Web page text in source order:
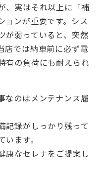
、実はそれ以上に「補
ョンが重要です。シス
が弱っていると、突然
店では納車前に必ず電
有の負荷にも耐えられ
なのはメンテナンス履
記録がしっかり残って
ます。
康なセレナをご提案し